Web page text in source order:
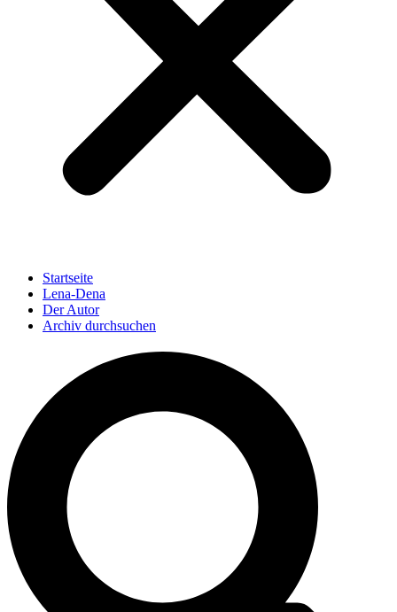
Startseite
Lena-Dena
Der Autor
Archiv durchsuchen